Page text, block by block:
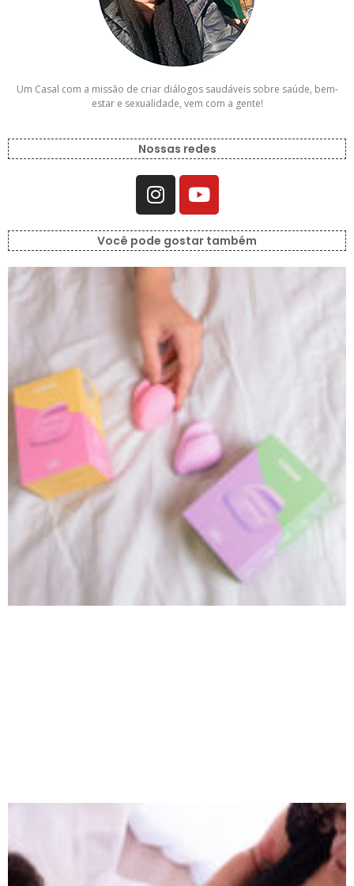
Um Casal com a missão de criar diálogos saudáveis sobre saúde, bem-
estar e sexualidade, vem com a gente!
Nossas redes
Você pode gostar também